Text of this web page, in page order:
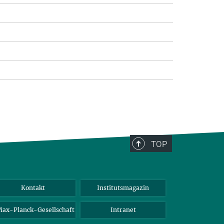
TOP
Kontakt Institutsmagazin
Planck-Gesellschaft Intranet